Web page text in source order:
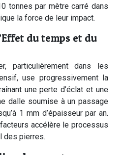
tonnes par mètre carré dans
la force de leur impact.
du temps et du
particulièrement dans les
use progressivement la
une perte d’éclat et une
dalle soumise à un passage
1 mm d’épaisseur par an.
accélère le processus
des pierres.